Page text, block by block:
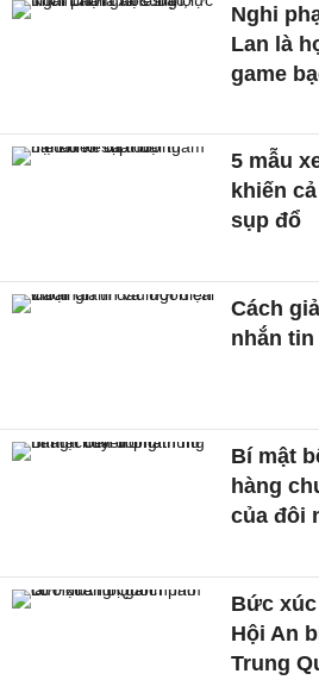
Nghi
Lan là
game
5 mẫu
khiến
sụp đổ
Cách
nhắn
Bí mật
hàng
của đôi
Bức
Hội An
Trung